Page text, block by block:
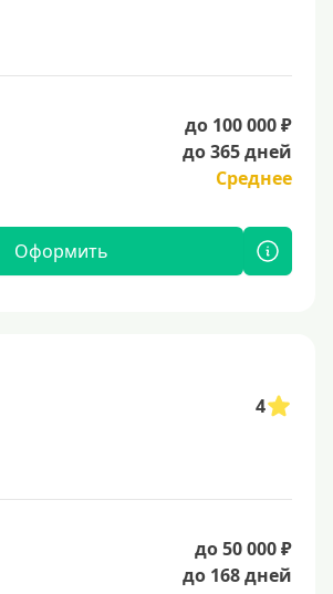
до 100 000 ₽
до 365 дней
Среднее
Оформить
4
до 50 000 ₽
до 168 дней